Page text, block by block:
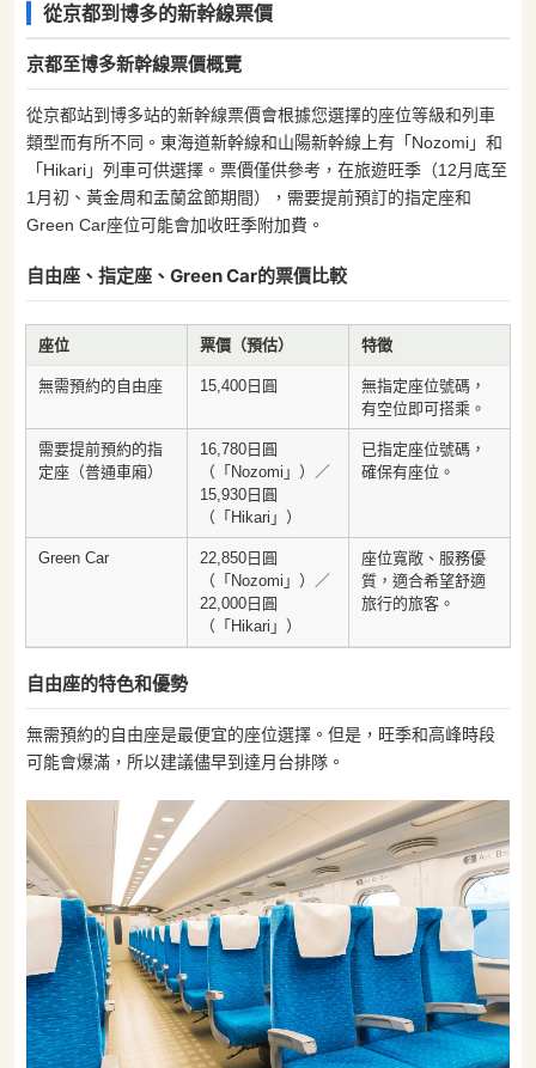
從京都到博多的新幹線票價
京都至博多新幹線票價概覽
從京都站到博多站的新幹線票價會根據您選擇的座位等級和列車
類型而有所不同。東海道新幹線和山陽新幹線上有「Nozomi」和
「Hikari」列車可供選擇。票價僅供參考，在旅遊旺季（12月底至
1月初、黃金周和盂蘭盆節期間），需要提前預訂的指定座和
Green Car座位可能會加收旺季附加費。
自由座、指定座、Green Car的票價比較
座位 票價（預估） 特徵
無需預約的自由座 15,400日圓
無指定座位號碼，
有空位即可搭乘。
需要提前預約的指
定座（普通車廂）
16,780日圓
（「Nozomi」）／
15,930日圓
（「Hikari」）
已指定座位號碼，
確保有座位。
Green Car
22,850日圓
（「Nozomi」）／
22,000日圓
（「Hikari」）
座位寬敞、服務優
質，適合希望舒適
旅行的旅客。
自由座的特色和優勢
無需預約的自由座是最便宜的座位選擇。但是，旺季和高峰時段
可能會爆滿，所以建議儘早到達月台排隊。